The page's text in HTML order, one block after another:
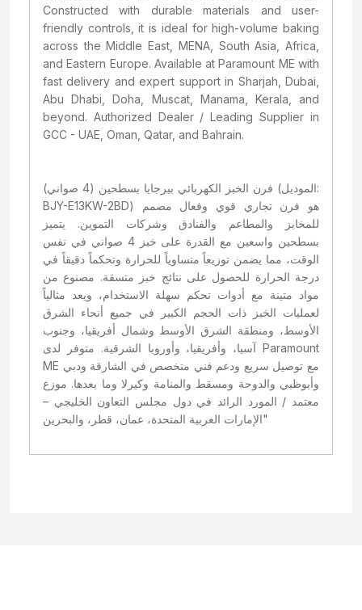
Constructed with durable materials and user-
friendly controls, it is ideal for high-volume baking
across the Middle East, MENA, South Asia, Africa,
and Eastern Europe. Available at Paramount ME with
fast delivery and expert support in Sharjah, Dubai,
Abu Dhabi, Doha, Muscat, Manama, Kerala, and
beyond. Authorized Dealer / Leading Supplier in
GCC - UAE, Oman, Qatar, and Bahrain.
فرن الخبز الكهربائي بيرجايا بسطحين (4 صواني) (الموديل:
BJY-E13KW-2BD) هو فرن تجاري قوي وفعال مصمم
للمخابز والمطاعم والفنادق وشركات التموين. يتميز
بسطحين واسعين مع القدرة على خبز 4 صواني في نفس
الوقت، مما يضمن توزيعاً متساوياً للحرارة وتحكماً دقيقاً في
درجة الحرارة للحصول على نتائج خبز متسقة. مصنوع من
مواد متينة مع أدوات تحكم سهلة الاستخدام، ويعد مثالياً
لعمليات الخبز ذات الحجم الكبير في جميع أنحاء الشرق
الأوسط، ومنطقة الشرق الأوسط وشمال أفريقيا، وجنوب
آسيا، وأفريقيا، وأوروبا الشرقية. متوفر لدى Paramount
ME مع توصيل سريع ودعم فني متخصص في الشارقة ودبي
وأبوظبي والدوحة ومسقط والمنامة وكيرلا وما بعدها. موزع
معتمد / المورد الرائد في دول مجلس التعاون الخليجي –
الإمارات العربية المتحدة، عمان، قطر، والبحرين"